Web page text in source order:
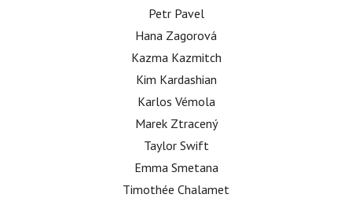
Petr Pavel
Hana Zagorová
Kazma Kazmitch
Kim Kardashian
Karlos Vémola
Marek Ztracený
Taylor Swift
Emma Smetana
Timothée Chalamet